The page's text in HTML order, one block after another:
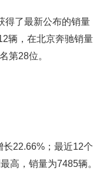
得了最新公布的销量
辆，在北京奔驰销量
第28位。
22.66%；最近12个
高，销量为7485辆。